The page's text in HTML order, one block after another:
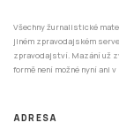
formě není možné nyní ani v
ADRESA
Katedra mediálních